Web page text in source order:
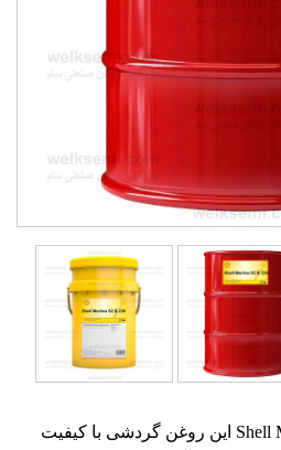
روغن شل Shell Morlina S2 B 220 این روغن گردشی با کیفیت